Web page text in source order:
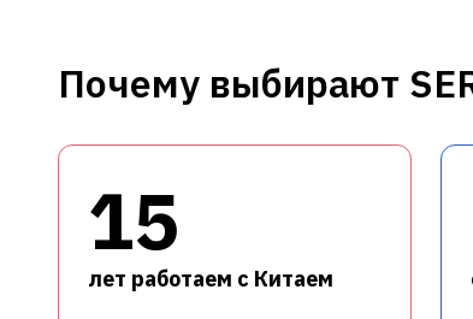
Почему выбирают
15
лет работаем с Китаем